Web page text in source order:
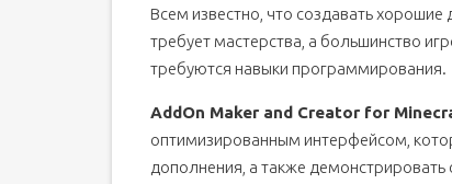
Всем известно, что создавать
требует мастерства, а большинство
требуются навыки программирования.
AddOn Maker and Creator for
оптимизированным интерфейсом,
дополнения, а также демонстрировать